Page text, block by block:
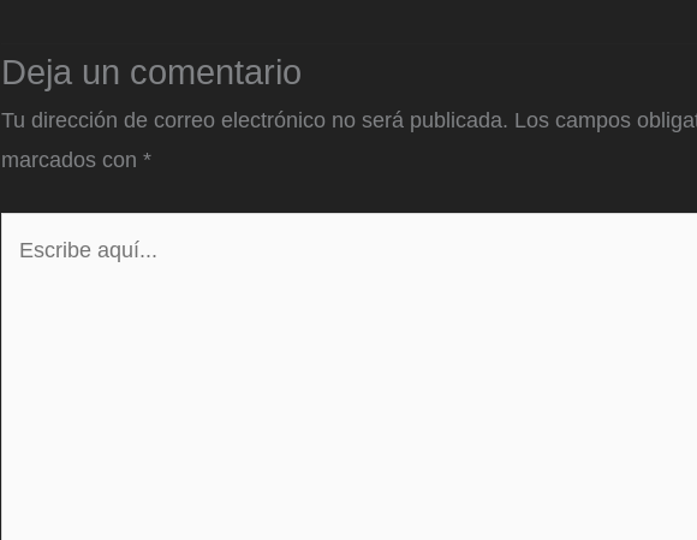
Deja un comentario
Tu dirección de correo electrónico no será publicada. Los campos
marcados con *